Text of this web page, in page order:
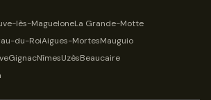
lès-MagueloneLa Grande-Motte
du-RoiAigues-MortesMauguio
GignacNîmesUzèsBeaucaire